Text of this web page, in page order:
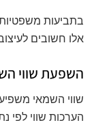
בתביעות
אלו חשובים
השפעת שווי
שווי השמאי
הערכות שווי לפי